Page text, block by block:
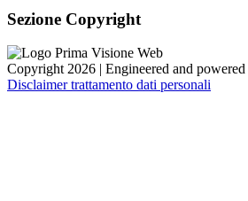
Sezione Copyright
Copyright 2026 | Engineered and
Disclaimer trattamento dati personali